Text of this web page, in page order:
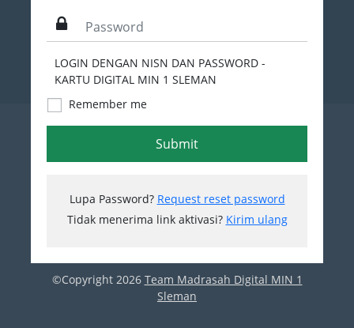
LOGIN DENGAN NISN DAN PASSWORD -
KARTU DIGITAL MIN 1 SLEMAN
Remember me
Submit
Lupa Password? Request reset password
Tidak menerima link aktivasi? Kirim ulang
©Copyright 2026 Team Madrasah Digital MIN 1
Sleman